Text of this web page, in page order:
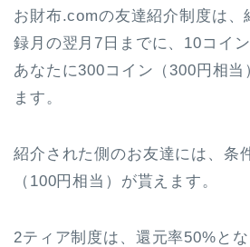
お財布.comの友達紹介制度は、
録月の翌月7日までに、10コイ
あなたに300コイン（300円相
ます。
紹介された側のお友達には、条
（100円相当）が貰えます。
2ティア制度は、還元率50%と